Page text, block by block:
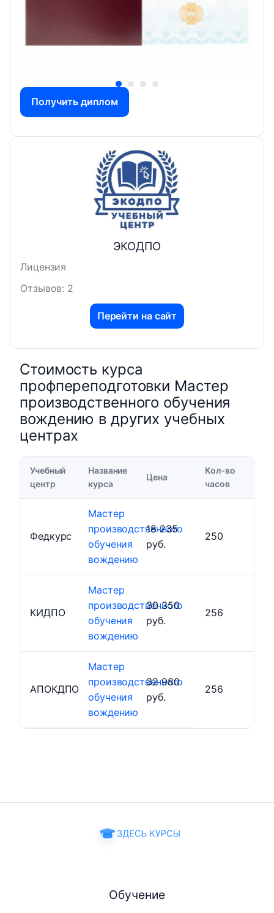
Получить диплом
ЭКОДПО
Лицензия
Отзывов: 2
Перейти на сайт
Стоимость курса
профпереподготовки Мастер
производственного обучения
вождению в других учебных
центрах
Учебный
центр
Название
курса
Цена
Кол-во
часов
Федкурс
Мастер
производственного
обучения
вождению
18 235
руб.
250
КИДПО
Мастер
производственного
обучения
вождению
30 350
руб.
256
АПОКДПО
Мастер
производственного
обучения
вождению
32 980
руб.
256
Обучение